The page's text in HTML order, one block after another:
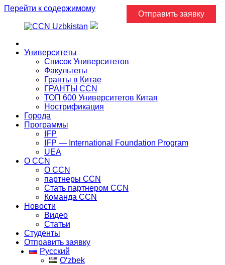
Перейти к содержимому
Университеты
Список Университетов
Факультеты
Гранты в Китае
ГРАНТЫ ССN
ТОП 600 Университетов Китая
Нострификация
Города
Программы
IFP
IFP — International Foundation Program
UEA
О CCN
О CCN
партнеры ССN
Стать партнером CCN
Команда ССN
Новости
Видео
Статьи
Студенты
Отправить заявку
Русский
Oʻzbek
Отправить заявку